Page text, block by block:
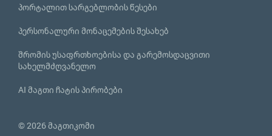
პორტალით სარგებლობის წესები
პერსონალური მონაცემების შესახებ
შრომის უსაფრთხოებისა და გარემოსდაცვითი
სახელმძღვანელო
AI მაგთი ჩატის პირობები
© 2026 მაგთიკომი